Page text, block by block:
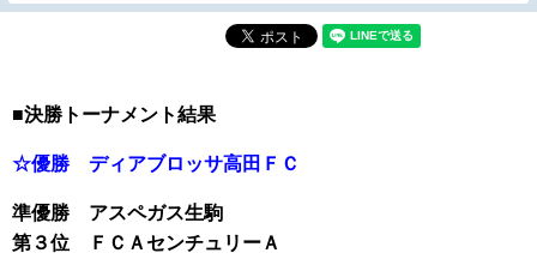
■決勝トーナメント結果
☆優勝 ディアブロッサ高田ＦＣ
準優勝 アスペガス生駒
第３位 ＦＣＡセンチュリーＡ